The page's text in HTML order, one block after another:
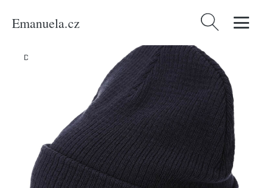
Emanuela.cz Vyhledávání
Domů Chlapci/Čepice GAP námořnická modř